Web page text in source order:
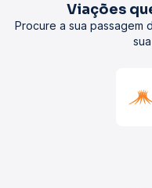
Viações
Procure a sua passagem